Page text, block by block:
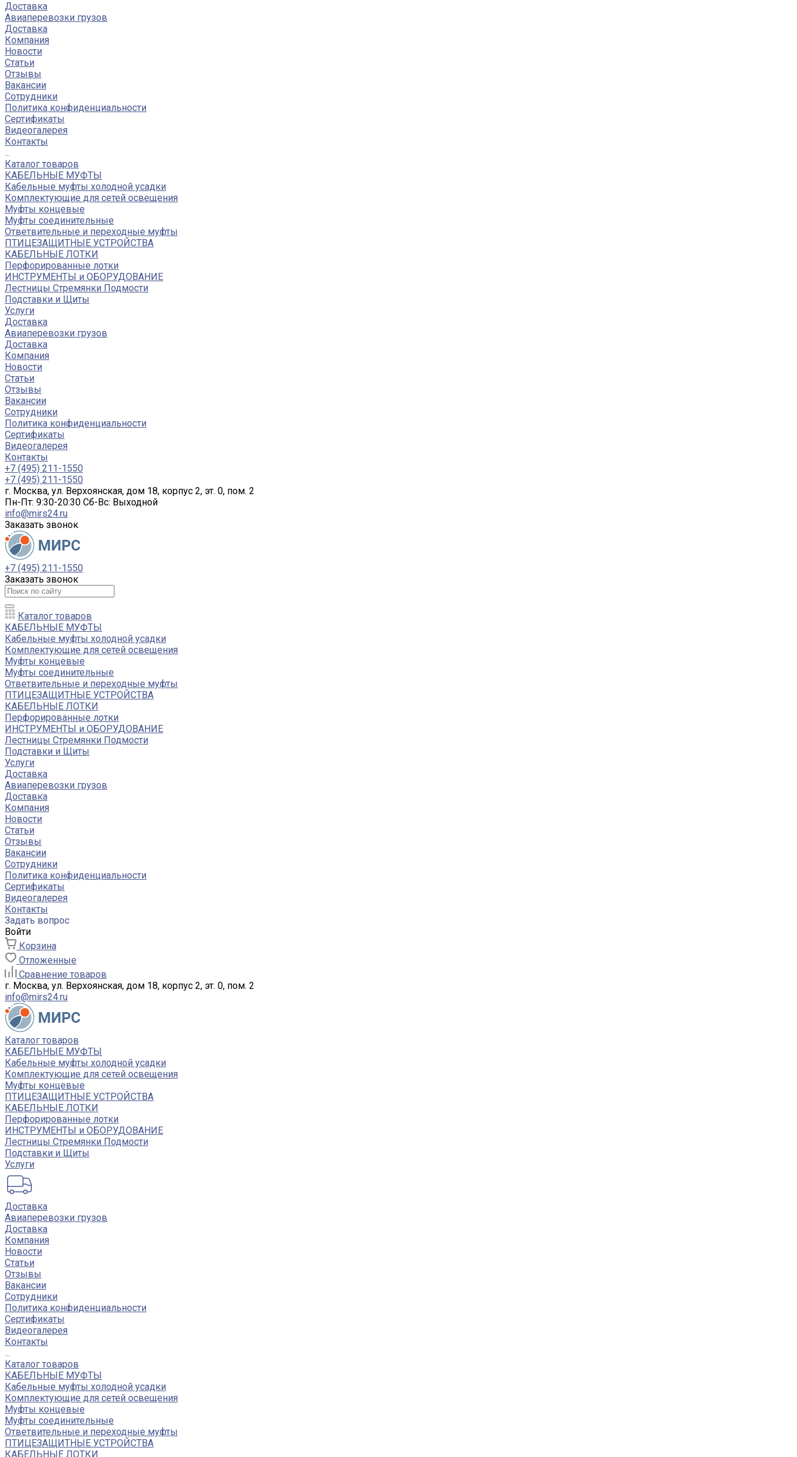
Доставка
Авиаперевозки грузов
Доставка
Компания
Новости
Статьи
Отзывы
Вакансии
Сотрудники
Политика конфиденциальности
Сертификаты
Видеогалерея
Контакты
...
Каталог товаров
КАБЕЛЬНЫЕ МУФТЫ
Кабельные муфты холодной усадки
Комплектующие для сетей освещения
Муфты концевые
Муфты соединительные
Ответвительные и переходные муфты
ПТИЦЕЗАЩИТНЫЕ УСТРОЙСТВА
КАБЕЛЬНЫЕ ЛОТКИ
Перфорированные лотки
ИНСТРУМЕНТЫ и ОБОРУДОВАНИЕ
Лестницы Стремянки Подмости
Подставки и Щиты
Услуги
Доставка
Авиаперевозки грузов
Доставка
Компания
Новости
Статьи
Отзывы
Вакансии
Сотрудники
Политика конфиденциальности
Сертификаты
Видеогалерея
Контакты
+7 (495) 211-1550
+7 (495) 211-1550
г. Москва, ул. Верхоянская, дом 18, корпус 2, эт. 0, пом. 2
Пн-Пт: 9:30-20:30 Cб-Вс: Выходной
info@mirs24.ru
Заказать звонок
+7 (495) 211-1550
Заказать звонок
Каталог товаров
КАБЕЛЬНЫЕ МУФТЫ
Кабельные муфты холодной усадки
Комплектующие для сетей освещения
Муфты концевые
Муфты соединительные
Ответвительные и переходные муфты
ПТИЦЕЗАЩИТНЫЕ УСТРОЙСТВА
КАБЕЛЬНЫЕ ЛОТКИ
Перфорированные лотки
ИНСТРУМЕНТЫ и ОБОРУДОВАНИЕ
Лестницы Стремянки Подмости
Подставки и Щиты
Услуги
Доставка
Авиаперевозки грузов
Доставка
Компания
Новости
Статьи
Отзывы
Вакансии
Сотрудники
Политика конфиденциальности
Сертификаты
Видеогалерея
Контакты
Задать вопрос
Войти
Корзина
Отложенные
Сравнение товаров
г. Москва, ул. Верхоянская, дом 18, корпус 2, эт. 0, пом. 2
info@mirs24.ru
Каталог товаров
КАБЕЛЬНЫЕ МУФТЫ
Кабельные муфты холодной усадки
Комплектующие для сетей освещения
Муфты концевые
ПТИЦЕЗАЩИТНЫЕ УСТРОЙСТВА
КАБЕЛЬНЫЕ ЛОТКИ
Перфорированные лотки
ИНСТРУМЕНТЫ и ОБОРУДОВАНИЕ
Лестницы Стремянки Подмости
Подставки и Щиты
Услуги
Доставка
Авиаперевозки грузов
Доставка
Компания
Новости
Статьи
Отзывы
Вакансии
Сотрудники
Политика конфиденциальности
Сертификаты
Видеогалерея
Контакты
...
Каталог товаров
КАБЕЛЬНЫЕ МУФТЫ
Кабельные муфты холодной усадки
Комплектующие для сетей освещения
Муфты концевые
Муфты соединительные
Ответвительные и переходные муфты
ПТИЦЕЗАЩИТНЫЕ УСТРОЙСТВА
КАБЕЛЬНЫЕ ЛОТКИ